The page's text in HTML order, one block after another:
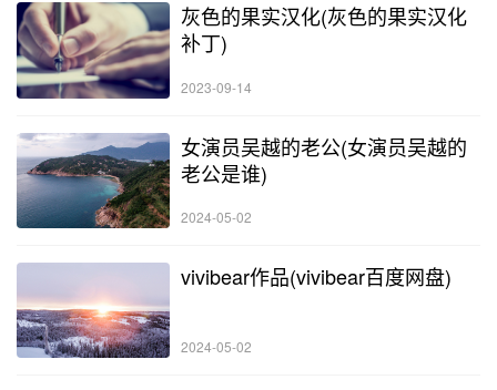
灰色的果实汉化(灰色的果实汉化
补丁)
2023-09-14
女演员吴越的老公(女演员吴越的
老公是谁)
2024-05-02
vivibear作品(vivibear百度网盘)
2024-05-02